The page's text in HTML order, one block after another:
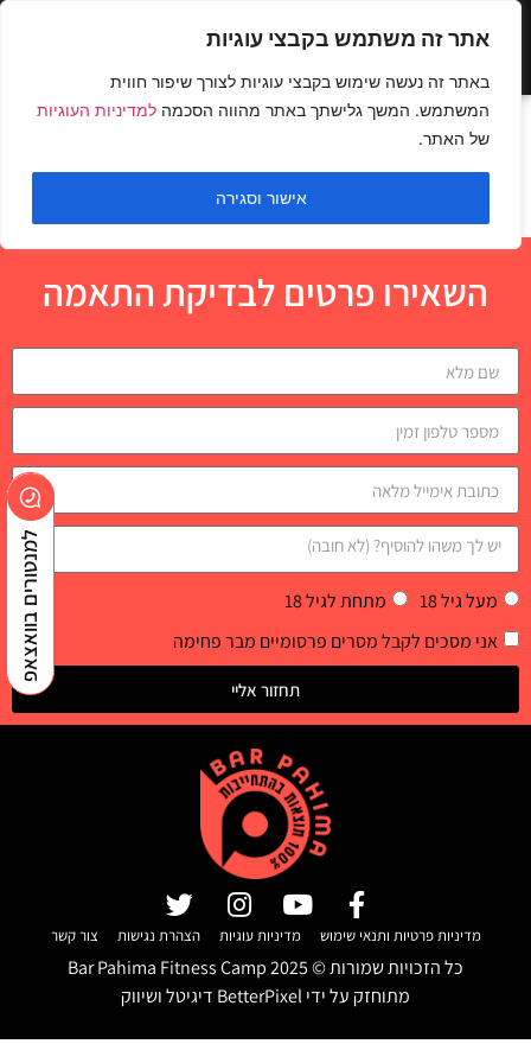
אתר זה משתמש בקבצי עוגיות
באתר זה נעשה שימוש בקבצי עוגיות לצורך שיפור חווית
המשתמש. המשך גלישתך באתר מהווה הסכמה למדיניות העוגיות
של האתר.
אישור וסגירה
חתירה T bar בעמידה
אחיזה צרה
השאירו פרטים לבדיקת התאמה
מעל גיל 18
מתחת לגיל 18
אני מסכים לקבל מסרים פרסומיים מבר פחימה
תחזור אליי
מדיניות פרטיות ותנאי שימוש מדיניות עוגיות הצהרת נגישות צור קשר
כל הזכויות שמורות © Bar Pahima Fitness Camp2025
מתוחזק על ידיBetterPixel דיגיטל ושיווק
למנטורים בוואצאפ